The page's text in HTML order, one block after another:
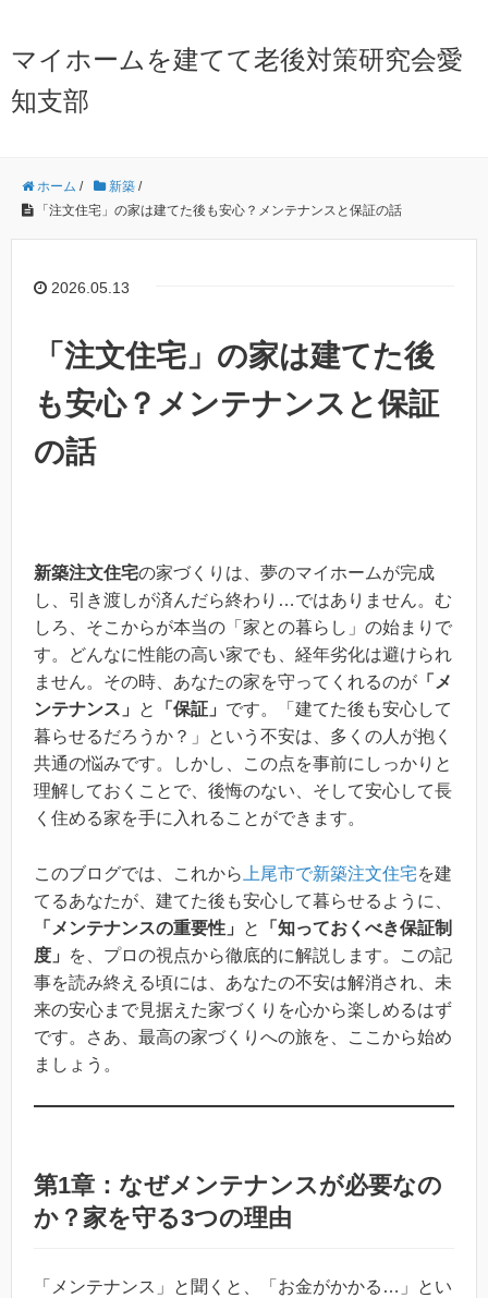
マイホームを建てて老後対策研究会愛
知支部
ホーム / 新築 /
「注文住宅」の家は建てた後も安心？メンテナンスと保証の話
2026.05.13
「注文住宅」の家は建てた後
も安心？メンテナンスと保証
の話
新築注文住宅の家づくりは、夢のマイホームが完成
し、引き渡しが済んだら終わり…ではありません。む
しろ、そこからが本当の「家との暮らし」の始まりで
す。どんなに性能の高い家でも、経年劣化は避けられ
ません。その時、あなたの家を守ってくれるのが 「メ
ンテナンス」
と 「保証」 です。「建てた後も安心して
暮らせるだろうか？」という不安は、多くの人が抱く
共通の悩みです。しかし、この点を事前にしっかりと
理解しておくことで、後悔のない、そして安心して長
く住める家を手に入れることができます。
このブログでは、これから 上尾市で新築注文住宅を建
てるあなたが、建てた後も安心して暮らせるように、
「メンテナンスの重要性」
と
「知っておくべき保証制
度」
を、プロの視点から徹底的に解説します。この記
事を読み終える頃には、あなたの不安は解消され、未
来の安心まで見据えた家づくりを心から楽しめるはず
です。さあ、最高の家づくりへの旅を、ここから始め
ましょう。
第1章：なぜメンテナンスが必要なの
か？家を守る3つの理由
「メンテナンス」と聞くと、「お金がかかる…」とい